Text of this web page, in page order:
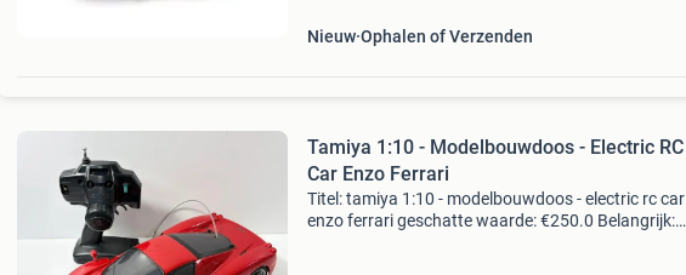
Nieuw Ophalen of Verzenden
Tamiya 1:10 - Modelbouwdoos - Electric RC
Car Enzo Ferrari
Titel: tamiya 1:10 - modelbouwdoos - electric rc car
enzo ferrari geschatte waarde: €250.0 Belangrijk: